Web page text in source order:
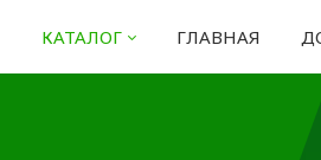
КАТАЛОГ ГЛАВНАЯ